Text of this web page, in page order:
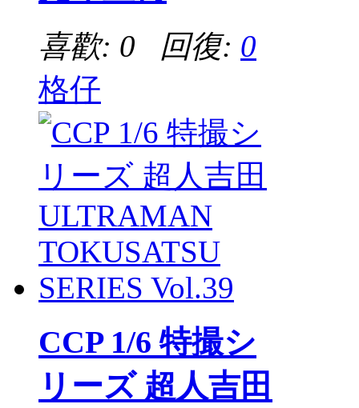
喜歡: 0 回復: 0
格仔
CCP 1/6 特撮シ
リーズ 超人吉田